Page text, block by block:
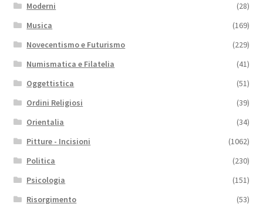
Moderni
(28)
Musica
(169)
Novecentismo e Futurismo
(229)
Numismatica e Filatelia
(41)
Oggettistica
(51)
Ordini Religiosi
(39)
Orientalia
(34)
Pitture - Incisioni
(1062)
Politica
(230)
Psicologia
(151)
Risorgimento
(53)